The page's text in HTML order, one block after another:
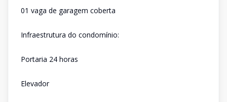
01 vaga de garagem coberta
Infraestrutura do condomínio:
Portaria 24 horas
Elevador